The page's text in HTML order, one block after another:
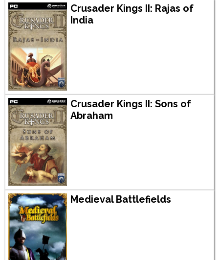
Crusader Kings II: Rajas of
India
Crusader Kings II: Sons of
Abraham
Medieval Battlefields